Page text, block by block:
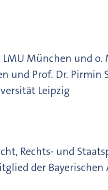
München und
und Prof. Dr. Pirmin
Leipzig
Rechts- und
der Bayerischen